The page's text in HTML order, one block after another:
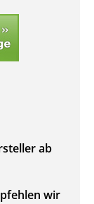
ab
wir